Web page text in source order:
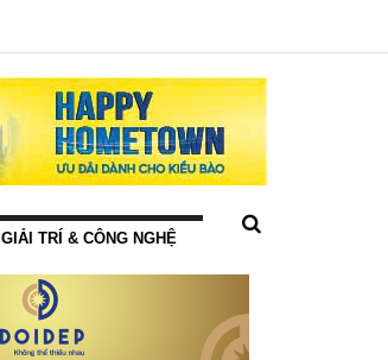
GIẢI TRÍ & CÔNG NGHỆ